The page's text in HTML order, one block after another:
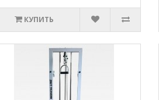
КУПИТЬ